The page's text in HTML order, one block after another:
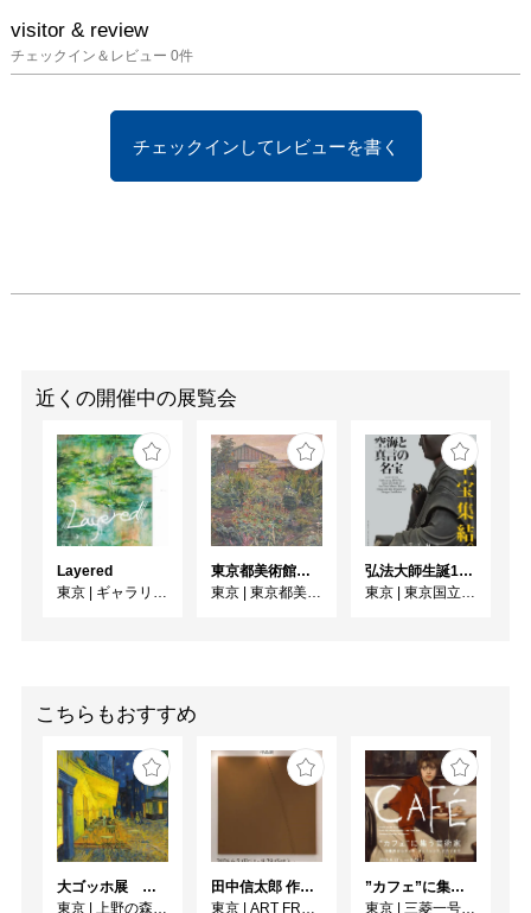
visitor & review
チェックイン＆レビュー 0件
チェックインしてレビューを書く
近くの開催中の展覧会
Layered
東京 | ギャラリー七面坂途中
東京都美術館開館100周年記念 この場所の風景ー上野・大牟田・ブエノスアイレス
東京 | 東京都美術館 ギャラリー
弘法大師生誕1250年記念 特別展「空海と真言の名宝」
東京 | 東京国立博物館
こちらもおすすめ
大ゴッホ展 夜のカフェテラス
東京 | 上野の森美術館
田中信太郎 作品展
東京 | ART FRONT GALLERY
”カフェ”に集う芸術家 ー印象派からゴッホ、ロートレック、ピカソまで
東京 | 三菱一号館美術館